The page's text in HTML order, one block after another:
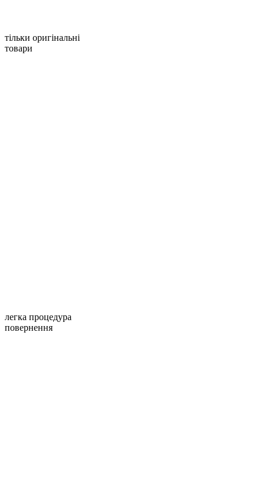
тільки оригінальні
товари
легка процедура
повернення